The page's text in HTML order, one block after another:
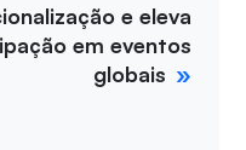
e eleva
em eventos
globais